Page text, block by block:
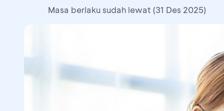
Masa berlaku sudah lewat (31 Des 2025)